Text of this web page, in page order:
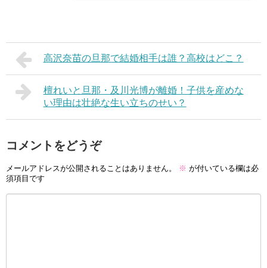
高沢奈苗の旦那で結婚相手は誰？高校はどこ？
檀れいと旦那・及川光博が離婚！子供を産めな
い理由は壮絶な生い立ちのせい？
コメントをどうぞ
メールアドレスが公開されることはありません。 ※ が付いている欄は必
須項目です